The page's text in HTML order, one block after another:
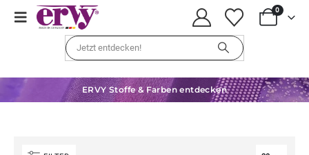
0
ERVY Stoffe & Farben entdecken